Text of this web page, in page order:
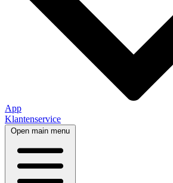
App
Klantenservice
Open main menu